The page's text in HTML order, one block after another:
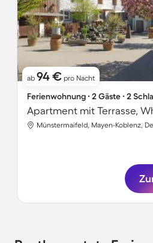
ab 94 € pro Nacht
Ferienwohnung ∙ 2 Gäste ∙ 2
Münstermaifeld, Mayen-Koblenz,